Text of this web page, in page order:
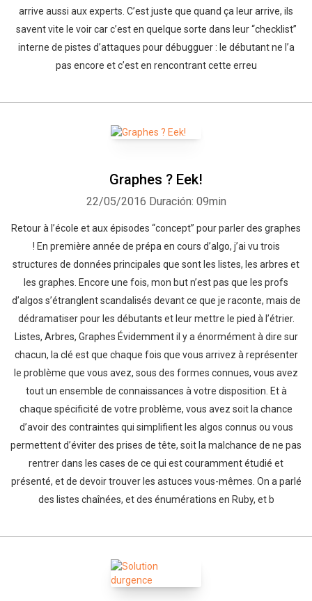
arrive aussi aux experts. C’est juste que quand ça leur arrive, ils
savent vite le voir car c’est en quelque sorte dans leur “checklist”
interne de pistes d’attaques pour débugguer : le débutant ne l’a
pas encore et c’est en rencontrant cette erreu
Graphes ? Eek!
22/05/2016 Duración: 09min
Retour à l’école et aux épisodes “concept” pour parler des graphes
! En première année de prépa en cours d’algo, j’ai vu trois
structures de données principales que sont les listes, les arbres et
les graphes. Encore une fois, mon but n’est pas que les profs
d’algos s’étranglent scandalisés devant ce que je raconte, mais de
dédramatiser pour les débutants et leur mettre le pied à l’étrier.
Listes, Arbres, Graphes Évidemment il y a énormément à dire sur
chacun, la clé est que chaque fois que vous arrivez à représenter
le problème que vous avez, sous des formes connues, vous avez
tout un ensemble de connaissances à votre disposition. Et à
chaque spécificité de votre problème, vous avez soit la chance
d’avoir des contraintes qui simplifient les algos connus ou vous
permettent d’éviter des prises de tête, soit la malchance de ne pas
rentrer dans les cases de ce qui est couramment étudié et
présenté, et de devoir trouver les astuces vous-mêmes. On a parlé
des listes chaînées, et des énumérations en Ruby, et b